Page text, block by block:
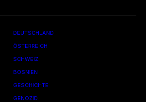
DEUTSCHLAND
ÖSTERREICH
SCHWEIZ
BOSNIEN
GESCHICHTE
GENOZID